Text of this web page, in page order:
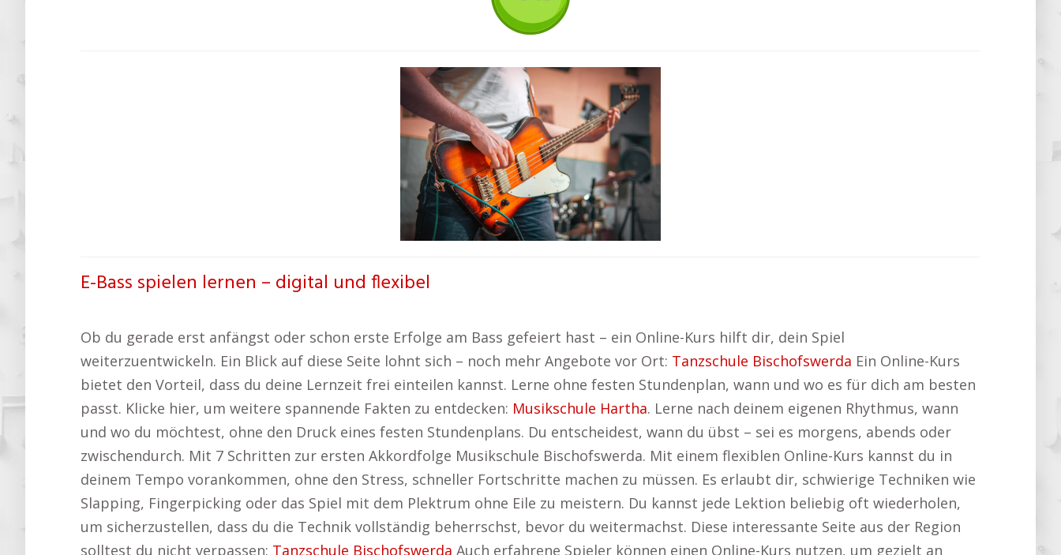
E-Bass spielen lernen – digital und flexibel
Ob du gerade erst anfängst oder schon erste Erfolge am Bass gefeiert hast – ein Online-Kurs hilft dir, dein Spiel
weiterzuentwickeln. Ein Blick auf diese Seite lohnt sich – noch mehr Angebote vor Ort: Tanzschule Bischofswerda Ein Online-Kurs
bietet den Vorteil, dass du deine Lernzeit frei einteilen kannst. Lerne ohne festen Stundenplan, wann und wo es für dich am besten
passt. Klicke hier, um weitere spannende Fakten zu entdecken: Musikschule Hartha. Lerne nach deinem eigenen Rhythmus, wann
und wo du möchtest, ohne den Druck eines festen Stundenplans. Du entscheidest, wann du übst – sei es morgens, abends oder
zwischendurch. Mit 7 Schritten zur ersten Akkordfolge Musikschule Bischofswerda. Mit einem flexiblen Online-Kurs kannst du in
deinem Tempo vorankommen, ohne den Stress, schneller Fortschritte machen zu müssen. Es erlaubt dir, schwierige Techniken wie
Slapping, Fingerpicking oder das Spiel mit dem Plektrum ohne Eile zu meistern. Du kannst jede Lektion beliebig oft wiederholen,
um sicherzustellen, dass du die Technik vollständig beherrschst, bevor du weitermachst. Diese interessante Seite aus der Region
solltest du nicht verpassen: Tanzschule Bischofswerda Auch erfahrene Spieler können einen Online-Kurs nutzen, um gezielt an